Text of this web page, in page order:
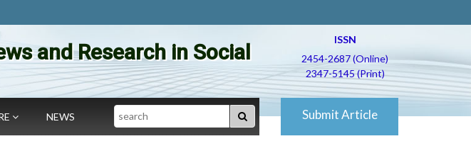
and Research in Social
ISSN
2454-2687 (Online)
2347-5145 (Print)
NEWS Search Submit Article